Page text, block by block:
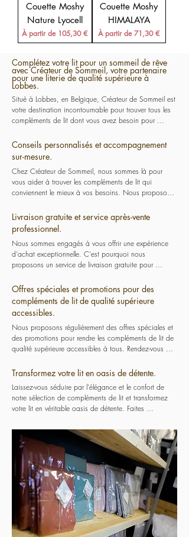
Couette Moshy
Nature Lyocell
À partir de 105,30 €
Prix promotionnel
Couette Moshy
HIMALAYA
À partir de71,30 €
Prix promotionnel
Complétez votre lit pour un sommeil de rêve
avec Créateur de Sommeil, votre partenaire
pour une literie de qualité supérieure à
Lobbes.
Situé à Lobbes, en Belgique, Créateur de Sommeil est
votre destination incontournable pour trouver tous les
compléments de lit dont vous avez besoin pour
complète d'oreillers, de draps housse, de couettes, de
chevets et autres accessoires pour répondre à tous les
types de dormeurs et à tous les budgets.
Conseils personnalisés et accompagnement
sur-mesure.
Chez Créateur de Sommeil, nous sommes là pour
vous aider à trouver les compléments de lit qui
conviennent le mieux à vos besoins. Nous proposons
mesure pour vous guider tout au long du processus
d'achat. Nous prenons le temps de comprendre vos
préférences et vos besoins pour vous offrir une
expérience d'achat optimale.
Livraison gratuite et service après-vente
professionnel.
Nous sommes engagés à vous offrir une expérience
d'achat exceptionnelle. C'est pourquoi nous
proposons un service de livraison gratuite pour
Nous garantissons également un suivi optimal et un
service après-vente professionnel pour vous assurer une
satisfaction totale.
Offres spéciales et promotions pour des
compléments de lit de qualité supérieure
accessibles.
Nous proposons régulièrement des offres spéciales et
des promotions pour rendre les compléments de lit de
qualité supérieure accessibles à tous. Rendez-vous
produits de qualité et bénéficier des conseils de notre
Transformez votre lit en oasis de détente.
Laissez-vous séduire par l'élégance et le confort de
notre sélection de compléments de lit et transformez
votre lit en véritable oasis de détente. Faites
à Créateur de Sommeil, et réveillez-vous chaque matin
reposé et plein d'énergie.